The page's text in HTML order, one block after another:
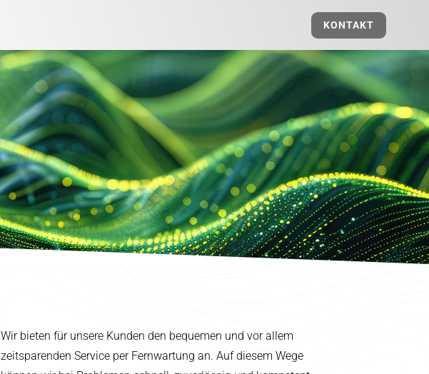
KONTAKT
Wir bieten für unsere Kunden den bequemen und vor allem
zeitsparenden Service per Fernwartung an. Auf diesem Wege